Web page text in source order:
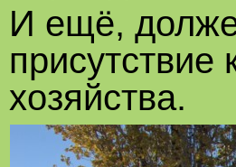
И ещё,
присутствие
хозяйства.